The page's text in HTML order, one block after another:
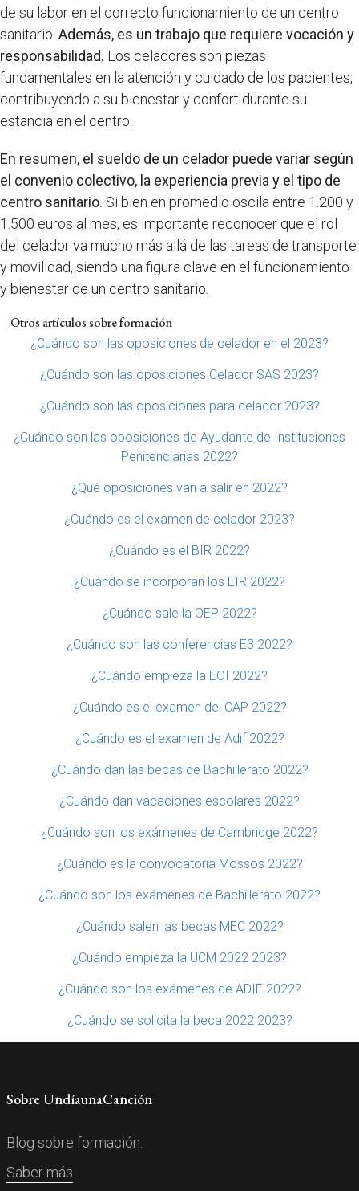
de su labor en el correcto funcionamiento de un centro
sanitario. Además, es un trabajo que requiere vocación y
responsabilidad. Los celadores son piezas
fundamentales en la atención y cuidado de los pacientes,
contribuyendo a su bienestar y confort durante su
estancia en el centro.
En resumen, el sueldo de un celador puede variar según
el convenio colectivo, la experiencia previa y el tipo de
centro sanitario. Si bien en promedio oscila entre 1.200 y
1.500 euros al mes, es importante reconocer que el rol
del celador va mucho más allá de las tareas de transporte
y movilidad, siendo una figura clave en el funcionamiento
y bienestar de un centro sanitario.
Otros artículos sobre formación
¿Cuándo son las oposiciones de celador en el 2023?
¿Cuándo son las oposiciones Celador SAS 2023?
¿Cuándo son las oposiciones para celador 2023?
¿Cuándo son las oposiciones de Ayudante de Instituciones
Penitenciarias 2022?
¿Qué oposiciones van a salir en 2022?
¿Cuándo es el examen de celador 2023?
¿Cuándo es el BIR 2022?
¿Cuándo se incorporan los EIR 2022?
¿Cuándo sale la OEP 2022?
¿Cuándo son las conferencias E3 2022?
¿Cuándo empieza la EOI 2022?
¿Cuándo es el examen del CAP 2022?
¿Cuándo es el examen de Adif 2022?
¿Cuándo dan las becas de Bachillerato 2022?
¿Cuándo dan vacaciones escolares 2022?
¿Cuándo son los exámenes de Cambridge 2022?
¿Cuándo es la convocatoria Mossos 2022?
¿Cuándo son los exámenes de Bachillerato 2022?
¿Cuándo salen las becas MEC 2022?
¿Cuándo empieza la UCM 2022 2023?
¿Cuándo son los exámenes de ADIF 2022?
¿Cuándo se solicita la beca 2022 2023?
Sobre UndíaunaCanción
Blog sobre formación.
Saber más